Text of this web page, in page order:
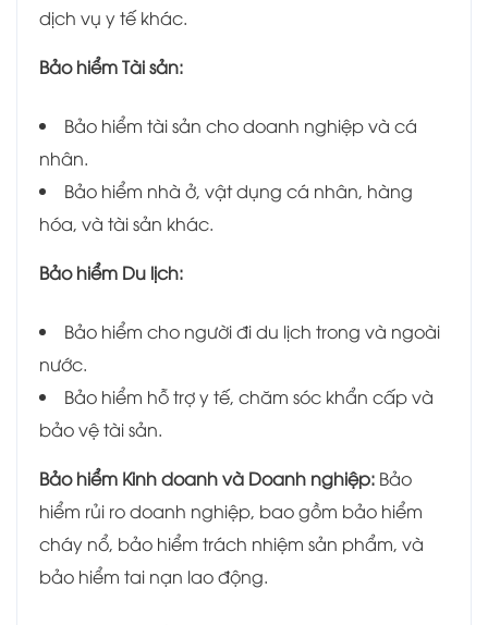
dịch vụ y tế khác.
Bảo hiểm Tài sản:
Bảo hiểm tài sản cho doanh nghiệp và cá
nhân.
Bảo hiểm nhà ở, vật dụng cá nhân, hàng
hóa, và tài sản khác.
Bảo hiểm Du lịch:
Bảo hiểm cho người đi du lịch trong và ngoài
nước.
Bảo hiểm hỗ trợ y tế, chăm sóc khẩn cấp và
bảo vệ tài sản.
Bảo hiểm Kinh doanh và Doanh nghiệp: Bảo
hiểm rủi ro doanh nghiệp, bao gồm bảo hiểm
cháy nổ, bảo hiểm trách nhiệm sản phẩm, và
bảo hiểm tai nạn lao động.